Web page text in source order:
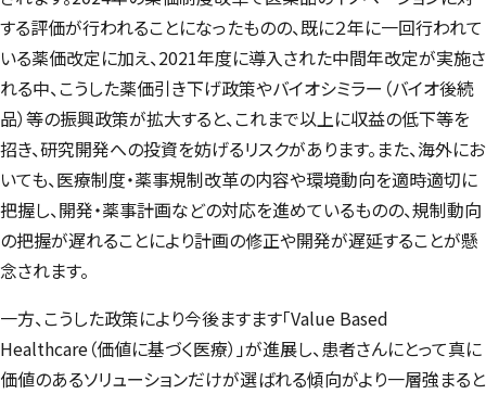
する評価が行われることになったものの、既に２年に一回行われて
いる薬価改定に加え、2021年度に導入された中間年改定が実施さ
れる中、こうした薬価引き下げ政策やバイオシミラー（バイオ後続
品）等の振興政策が拡大すると、これまで以上に収益の低下等を
招き、研究開発への投資を妨げるリスクがあります。また、海外にお
いても、医療制度・薬事規制改革の内容や環境動向を適時適切に
把握し、開発・薬事計画などの対応を進めているものの、規制動向
の把握が遅れることにより計画の修正や開発が遅延することが懸
念されます。
一方、こうした政策により今後ますます「Value Based
Healthcare（価値に基づく医療）」が進展し、患者さんにとって真に
価値のあるソリューションだけが選ばれる傾向がより一層強まると